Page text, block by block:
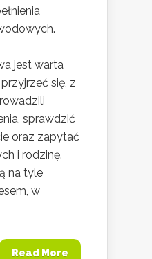
jest warta
się, z
sprawdzić
oraz zapytać
i rodzinę.
na tyle
w
Read More